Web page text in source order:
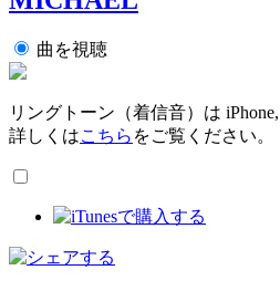
曲を視聴
リングトーン（着信音）は
詳しくはこちら をご覧ください。